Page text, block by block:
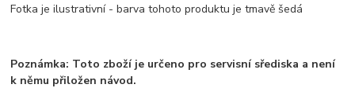
Fotka je ilustrativní - barva tohoto produktu je tmavě šedá
Poznámka: Toto zboží je určeno pro servisní sřediska a není
k němu přiložen návod.